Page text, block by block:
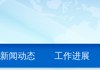
新闻动态 工作进展